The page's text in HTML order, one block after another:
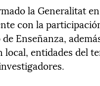
la Generalitat
con la
Enseñanza,
entidades del